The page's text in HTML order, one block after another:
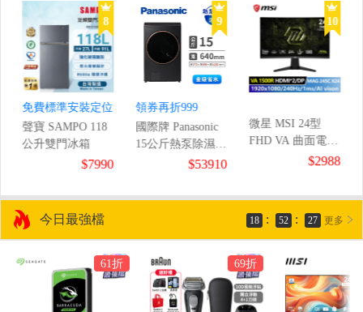
8
免費標準安裝定位
聲寶 SAMPO 118
公升雙門冰箱
$7990
9
領券再折999
國際牌 Panasonic
15公斤熱泵除濕式
滾筒洗衣機$53910
10
微星 MSI 24型
FHD VA 曲面電競
$2988
今日最強檔 18 : 52 : 25 更多
61折 69折